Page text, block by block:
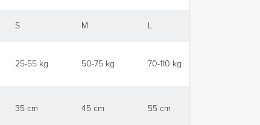
S M L
25-55 kg 50-75 kg 70-110 kg
35 cm 45 cm 55 cm